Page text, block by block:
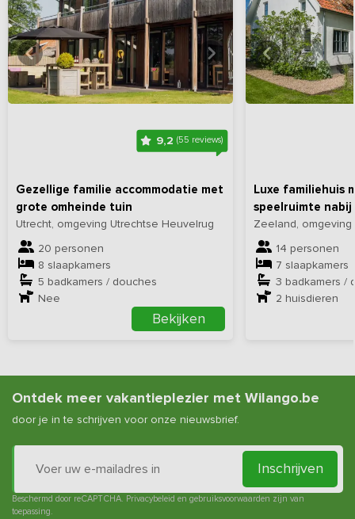
9,2 (55 reviews)
Gezellige familie accommodatie met
grote omheinde tuin
Utrecht, omgeving Utrechtse Heuvelrug
20 personen
8 slaapkamers
5 badkamers / douches
Nee
Bekijken
Bekijkhieralle foto's
Luxe familiehuis
speelruimte
Zeeland, omgeving
14 personen
7 slaapkamers
3 badkamers /
2 huisdieren
Bekijk
Ontdek meer vakantieplezier met Wilango.be
door je in te schrijven voor onze nieuwsbrief.
Inschrijven
Beschermd door reCAPTCHA. Privacybeleid en gebruiksvoorwaarden zijn van
toepassing.